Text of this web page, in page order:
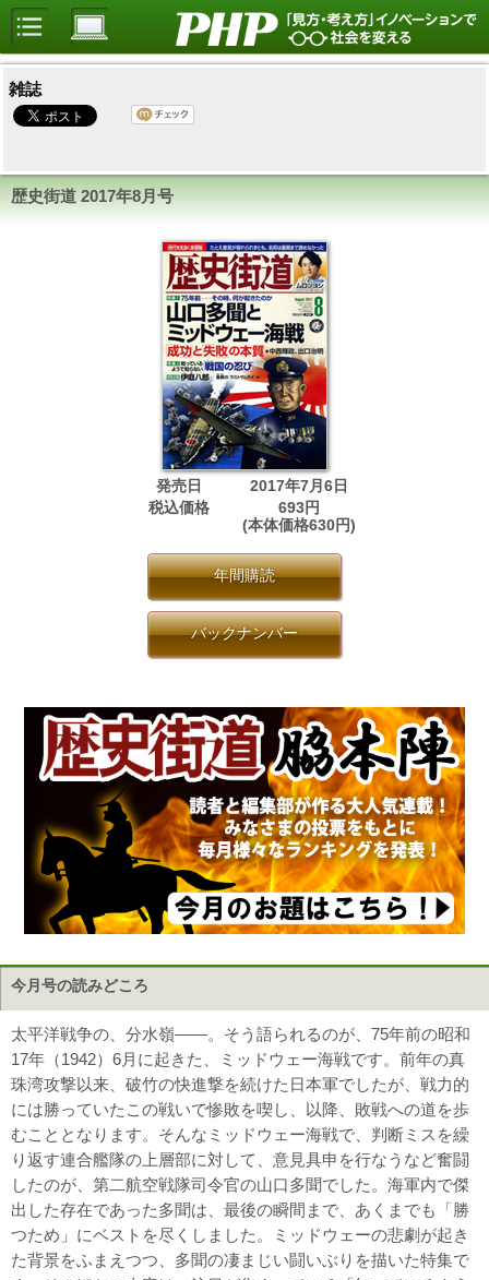
雑誌
歴史街道 2017年8月号
発売日
2017年7月6日
税込価格
693円
(本体価格630円)
年間購読
バックナンバー
今月号の読みどころ
太平洋戦争の、分水嶺――。そう語られるのが、75年前の昭和
17年（1942）6月に起きた、ミッドウェー海戦です。前年の真
珠湾攻撃以来、破竹の快進撃を続けた日本軍でしたが、戦力的
には勝っていたこの戦いで惨敗を喫し、以降、敗戦への道を歩
むこととなります。そんなミッドウェー海戦で、判断ミスを繰
り返す連合艦隊の上層部に対して、意見具申を行なうなど奮闘
したのが、第二航空戦隊司令官の山口多聞でした。海軍内で傑
出した存在であった多聞は、最後の瞬間まで、あくまでも「勝
つため」にベストを尽くしました。ミッドウェーの悲劇が起き
た背景をふまえつつ、多聞の凄まじい闘いぶりを描いた特集で